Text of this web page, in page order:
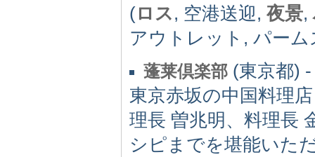
(ロス, 空港送迎, 夜景,
アウトレット, パー
蓬莱倶楽部 (東京都) -
東京赤坂の中国料理
理長 曽兆明、料理長
シピまでを堪能いた